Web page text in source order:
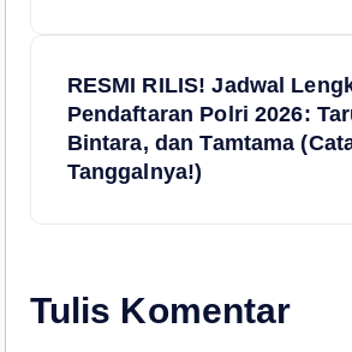
i
RESMI RILIS! Jadwal
Pendaftaran Polri 2026:
Bintara, dan Tamtama
Tanggalnya!)
Tulis Komentar